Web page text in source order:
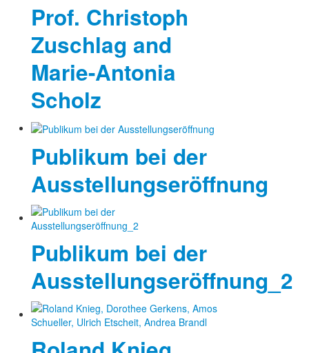
Prof. Christoph
Zuschlag and
Marie-Antonia
Scholz
Publikum bei der
Ausstellungseröffnung
Publikum bei der
Ausstellungseröffnung_2